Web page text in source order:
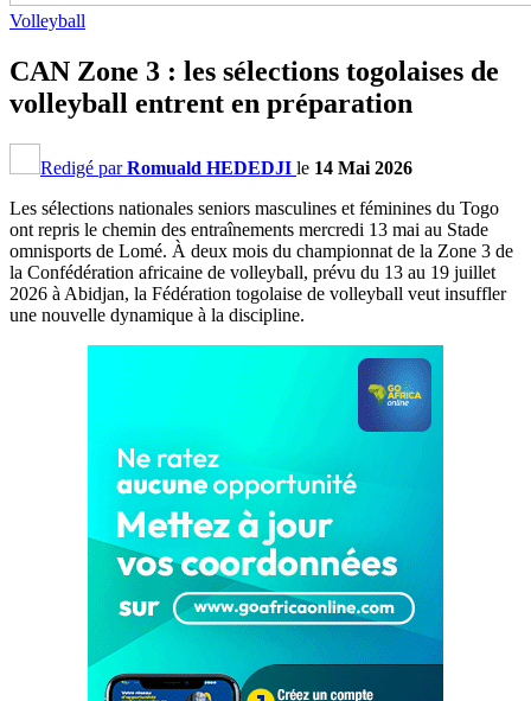
Volleyball
CAN Zone 3 : les sélections togolaises de
volleyball entrent en préparation
Redigé parRomuald HEDEDJI le 14 Mai 2026
Les sélections nationales seniors masculines et féminines du Togo
ont repris le chemin des entraînements mercredi 13 mai au Stade
omnisports de Lomé. À deux mois du championnat de la Zone 3 de
la Confédération africaine de volleyball, prévu du 13 au 19 juillet
2026 à Abidjan, la Fédération togolaise de volleyball veut insuffler
une nouvelle dynamique à la discipline.